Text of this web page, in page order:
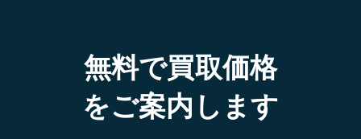
無料で買取価格
をご案内します